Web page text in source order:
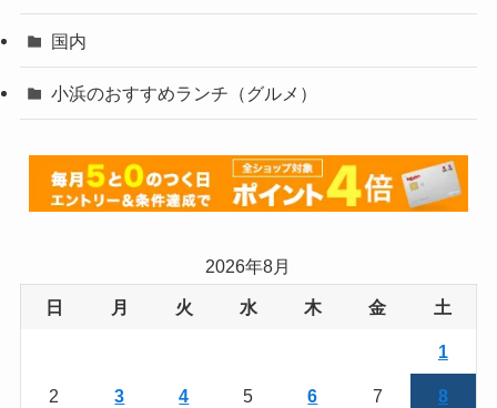
国内
小浜のおすすめランチ（グルメ）
2026年8月
日 月 火 水 木 金 土
1
2 3 4 5 6 7 8